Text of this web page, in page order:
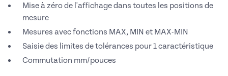
Mise à zéro de l'affichage dans toutes les positions de
mesure
Mesures avec fonctions MAX, MIN et MAX-MIN
Saisie des limites de tolérances pour 1 caractéristique
Commutation mm/pouces